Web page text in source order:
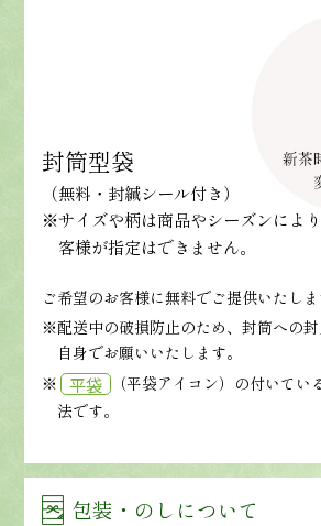
封筒型袋
（無料・封緘シール付き）
※サイズや柄は商品やシーズンによ
客様が指定はできません。
ご希望のお客様に無料でご提供いたしま
※配送中の破損防止のため、封筒への
自身でお願いいたします。
※
平袋
（平袋アイコン）の付いて
法です。
包装・のしについて